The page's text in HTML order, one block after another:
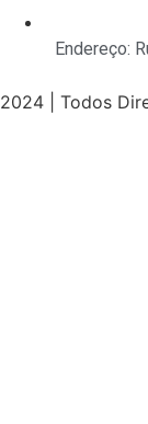
Endereço:
2024 | Todos